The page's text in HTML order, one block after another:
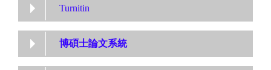
Turnitin
博碩士論文系統